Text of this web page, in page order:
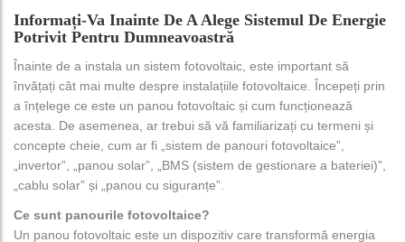
Informați-Va Inainte De A Alege Sistemul De Energie
Potrivit Pentru Dumneavoastră
Înainte de a instala un sistem fotovoltaic, este important să
învățați cât mai multe despre instalațiile fotovoltaice. Începeți prin
a înțelege ce este un panou fotovoltaic și cum funcționează
acesta. De asemenea, ar trebui să vă familiarizați cu termeni și
concepte cheie, cum ar fi „sistem de panouri fotovoltaice”,
„invertor”, „panou solar”, „BMS (sistem de gestionare a bateriei)”,
„cablu solar” și „panou cu siguranțe”.
Ce sunt panourile fotovoltaice?
Un panou fotovoltaic este un dispozitiv care transformă energia